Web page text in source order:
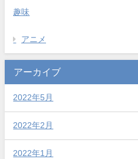
趣味
アニメ
アーカイブ
2022年5月
2022年2月
2022年1月